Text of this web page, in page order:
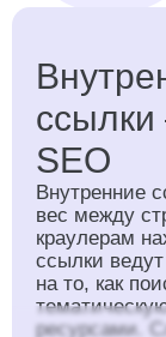
SEO
Внутренние
вес между
краулерам
ссылки
на то, как
ресурсами.